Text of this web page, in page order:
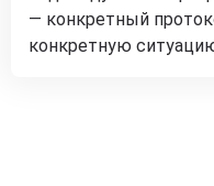
— конкретный
конкретную